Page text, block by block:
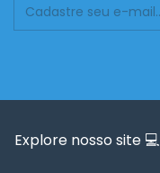
Explore nosso site 💻